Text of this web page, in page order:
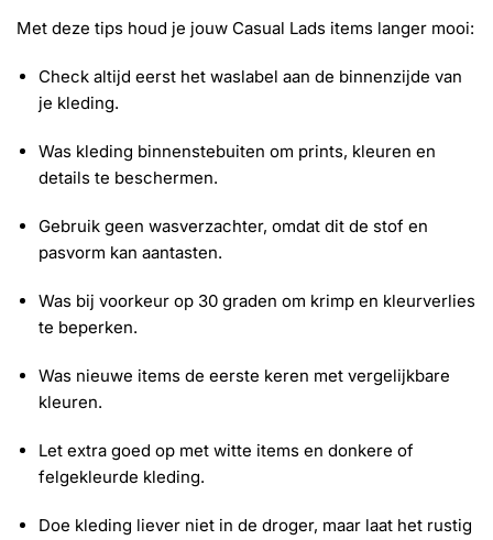
Met deze tips houd je jouw Casual Lads items langer mooi:
Check altijd eerst het waslabel aan de binnenzijde van
je kleding.
Was kleding binnenstebuiten om prints, kleuren en
details te beschermen.
Gebruik geen wasverzachter, omdat dit de stof en
pasvorm kan aantasten.
Was bij voorkeur op 30 graden om krimp en kleurverlies
te beperken.
Was nieuwe items de eerste keren met vergelijkbare
kleuren.
Let extra goed op met witte items en donkere of
felgekleurde kleding.
Doe kleding liever niet in de droger, maar laat het rustig